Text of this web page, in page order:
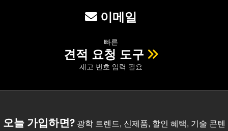
이메일
빠른
견적 요청 도구
재고 번호 입력 필요
오늘 가입하면?광학 트렌드, 신제품, 할인 혜택, 기술 콘텐